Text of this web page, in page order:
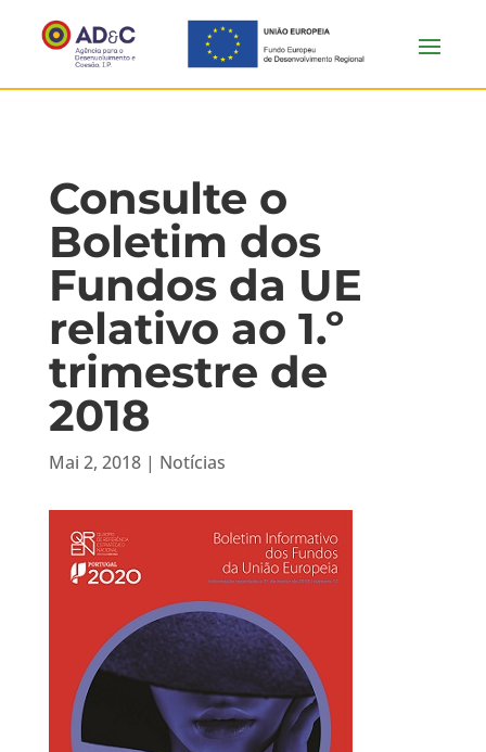
Consulte o
Boletim dos
Fundos da UE
relativo ao 1.º
trimestre de
2018
Mai 2, 2018| Notícias